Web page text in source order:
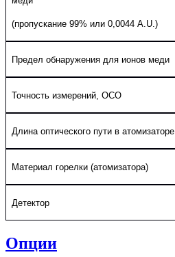
(пропускание 99% или 0,0044 A.U.)
Предел обнаружения для ионов меди
Точность измерений, ОСО
Длина оптического пути в атомизаторе
Материал горелки (атомизатора)
Детектор
Опции